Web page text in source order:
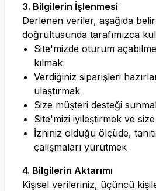
3. Bilgilerin İşlenmesi
Derlenen veriler, aşağıda
doğrultusunda tarafımızca
Site'mizde oturum
kılmak
Verdiğiniz siparişleri
ulaştırmak
Size müşteri desteği
Site'mizi iyileştirmek ve
İzniniz olduğu ölçüde,
çalışmaları yürütmek
4. Bilgilerin Aktarımı
Kişisel verileriniz, üçüncü